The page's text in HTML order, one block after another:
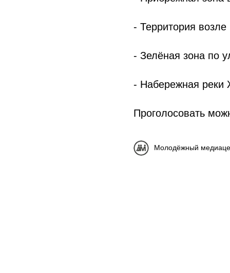
- Территория
- Зелёная зона по
- Набережная реки
Проголосовать
Молодёжный